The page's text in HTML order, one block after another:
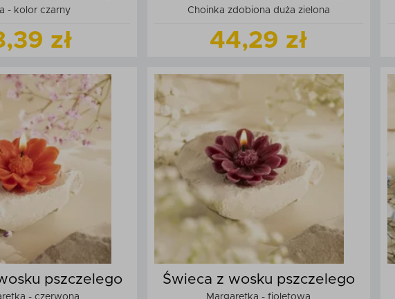
okrągła
- kolor czarny
zł
Zobacz produkt
do koszyka
Choinka zdobiona duża zielona
44,29 zł
Zobacz produkt
Dodaj do koszyka
pszczelego
- czerwona
Świeca z wosku pszczelego
Margaretka - fioletowa